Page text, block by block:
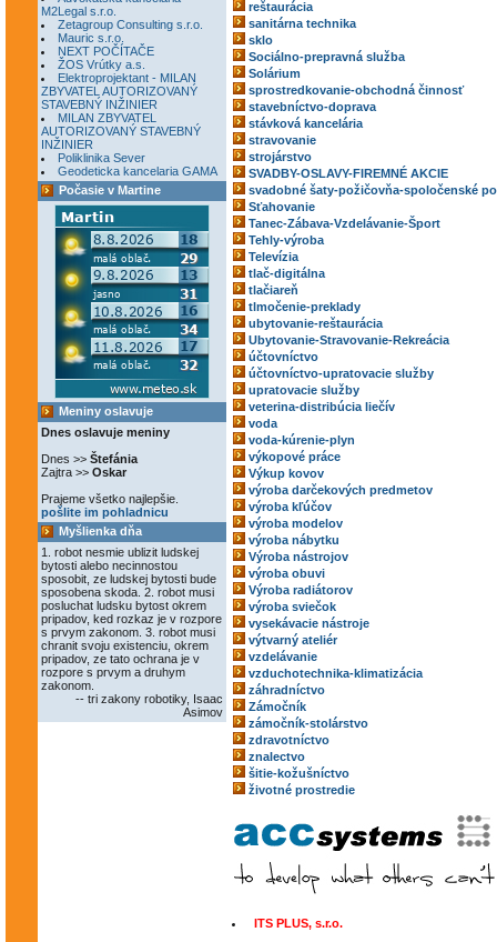
M2Legal s.r.o.
Zetagroup Consulting s.r.o.
Mauric s.r.o.
NEXT POČÍTAČE
ŽOS Vrútky a.s.
Elektroprojektant - MILAN
ZBYVATEL AUTORIZOVANÝ
STAVEBNÝ INŽINIER
MILAN ZBYVATEL
AUTORIZOVANÝ STAVEBNÝ
INŽINIER
Poliklinika Sever
Geodeticka kancelaria GAMA
Počasie v Martine
Meniny oslavuje
Dnes oslavuje meniny
Dnes >> Štefánia
Zajtra >> Oskar
Prajeme všetko najlepšie.
pošlite im pohladnicu
Myšlienka dňa
1. robot nesmie ublizit ludskej
bytosti alebo necinnostou
sposobit, ze ludskej bytosti bude
sposobena skoda. 2. robot musi
posluchat ludsku bytost okrem
pripadov, ked rozkaz je v rozpore
s prvym zakonom. 3. robot musi
chranit svoju existenciu, okrem
pripadov, ze tato ochrana je v
rozpore s prvym a druhym
zakonom.
-- tri zakony robotiky, Isaac
Asimov
reštaurácia
sanitárna technika
sklo
Sociálno-prepravná služba
Solárium
sprostredkovanie-obchodná činnosť
stavebníctvo-doprava
stávková kancelária
stravovanie
strojárstvo
SVADBY-OSLAVY-FIREMNÉ AKCIE
svadobné šaty-požičovňa-spoločenské
Sťahovanie
Tanec-Zábava-Vzdelávanie-Šport
Tehly-výroba
Televízia
tlač-digitálna
tlačiareň
tlmočenie-preklady
ubytovanie-reštaurácia
Ubytovanie-Stravovanie-Rekreácia
účtovníctvo
účtovníctvo-upratovacie služby
upratovacie služby
veterina-distribúcia liečív
voda
voda-kúrenie-plyn
výkopové práce
Výkup kovov
výroba darčekových predmetov
výroba kľúčov
výroba modelov
výroba nábytku
Výroba nástrojov
výroba obuvi
Výroba radiátorov
výroba sviečok
vysekávacie nástroje
výtvarný ateliér
vzdelávanie
vzduchotechnika-klimatizácia
záhradníctvo
Zámočník
zámočník-stolárstvo
zdravotníctvo
znalectvo
šitie-kožušníctvo
životné prostredie
ITS PLUS, s.r.o.